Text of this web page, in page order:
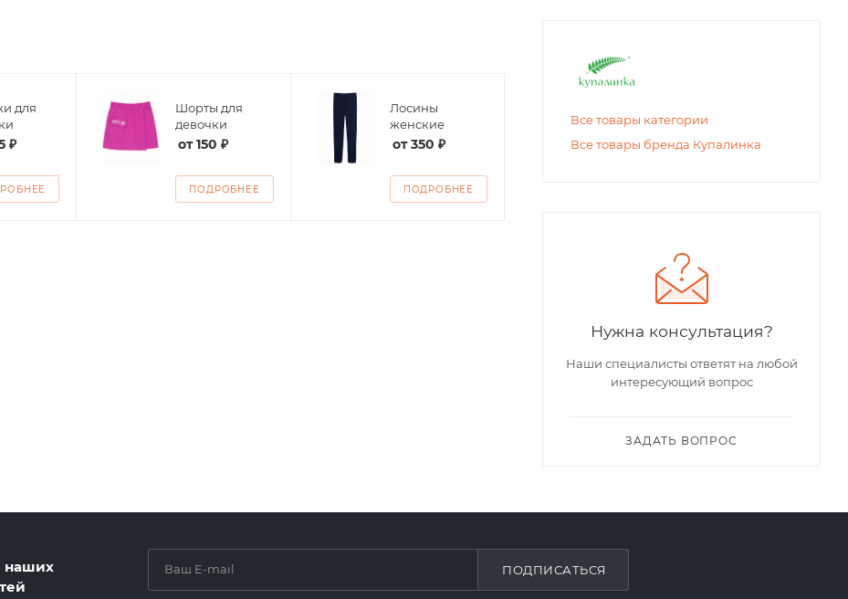
для
₽
Шорты для
девочки
от150 ₽
ПОДРОБНЕЕ
Лосины
женские
от350 ₽
ПОДРОБНЕЕ
девочки
от200 ₽
Все товары категории
Все товары бренда Купалинка
Нужна консультация?
Наши специалисты ответят на любой
интересующий вопрос
ЗАДАТЬ ВОПРОС
наших
ПОДПИСАТЬСЯ